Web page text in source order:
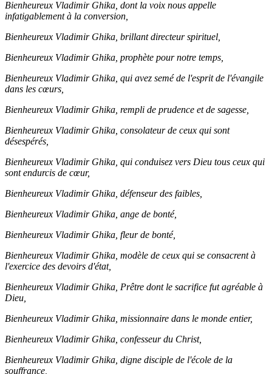
Bienheureux Vladimir Ghika, dont la voix nous appelle
infatigablement à la conversion,
Bienheureux Vladimir Ghika, brillant directeur spirituel,
Bienheureux Vladimir Ghika, prophète pour notre temps,
Bienheureux Vladimir Ghika, qui avez semé de l'esprit de l'évangile
dans les cœurs,
Bienheureux Vladimir Ghika, rempli de prudence et de sagesse,
Bienheureux Vladimir Ghika, consolateur de ceux qui sont
désespérés,
Bienheureux Vladimir Ghika, qui conduisez vers Dieu tous ceux qui
sont endurcis de cœur,
Bienheureux Vladimir Ghika, défenseur des faibles,
Bienheureux Vladimir Ghika, ange de bonté,
Bienheureux Vladimir Ghika, fleur de bonté,
Bienheureux Vladimir Ghika, modèle de ceux qui se consacrent à
l'exercice des devoirs d'état,
Bienheureux Vladimir Ghika, Prêtre dont le sacrifice fut agréable à
Dieu,
Bienheureux Vladimir Ghika, missionnaire dans le monde entier,
Bienheureux Vladimir Ghika, confesseur du Christ,
Bienheureux Vladimir Ghika, digne disciple de l'école de la
souffrance,